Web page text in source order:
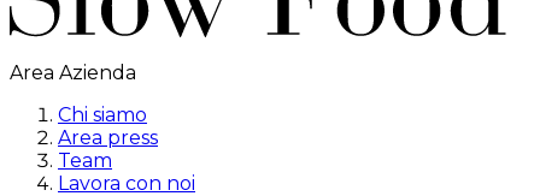
Area Azienda
Chi siamo
Area press
Team
Lavora con noi